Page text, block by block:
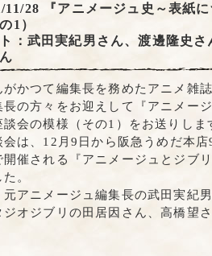
11/28
『アニメージュ史～表紙
1）
：武田実紀男さん、渡邊隆史
がかつて編集長を務めたアニメ雑
長の方々をお迎えして『アニメー
談会の模様（その1）をお送りしま
会は、12月9日から阪急うめだ本
開催される『アニメージュとジブ
。
元アニメージュ編集長の武田実紀
ジオジブリの田居因さん、高橋望